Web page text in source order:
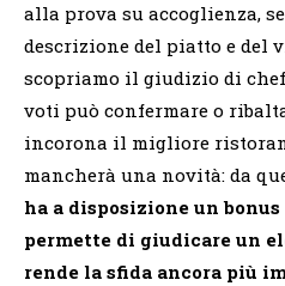
alla prova su accoglienza,
descrizione del piatto e del
scopriamo il giudizio di
voti può confermare o
incorona il migliore
mancherà una novità: da
ha a disposizione un
permette di giudicare un
rende la sfida ancora più